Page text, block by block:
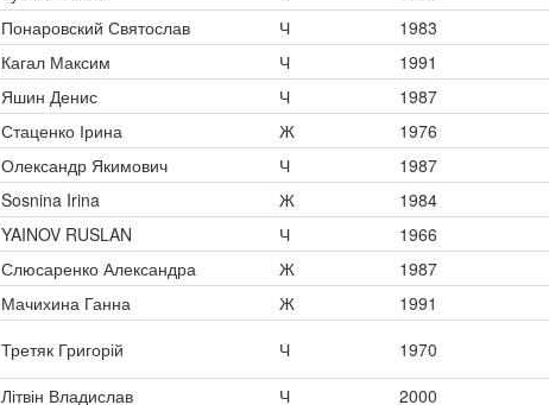
Понаровский Святослав Ч 1983
Кагал Максим Ч 1991
Яшин Денис Ч 1987
Стаценко Ірина Ж 1976
Олександр Якимович Ч 1987
Sosnina Irina Ж 1984
YAINOV RUSLAN Ч 1966
Слюсаренко Александра Ж 1987
Мачихина Ганна Ж 1991
Третяк Григорій Ч 1970
Літвін Владислав Ч 2000